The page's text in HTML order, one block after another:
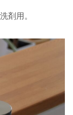
剤用。